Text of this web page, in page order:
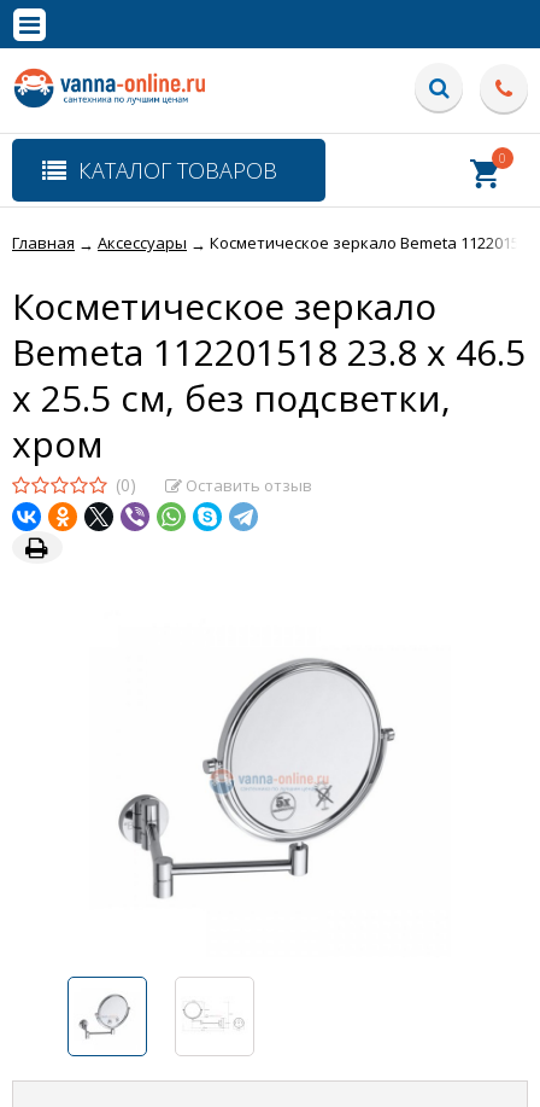
Полная версия сайта
КАТАЛОГ ТОВАРОВ 0
Главная → Аксессуары → Косметическое зеркало Bemeta
Косметическое зеркало
Bemeta 112201518 23.8 x 46.5
x 25.5 см, без подсветки,
хром
(0) Оставить отзыв